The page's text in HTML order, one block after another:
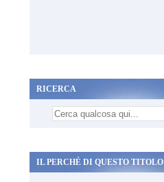
RICERCA
IL PERCHÈ DI QUESTO TITOLO